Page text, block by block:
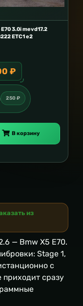
E70 3.0i mevd17.2
ETC1 e2
₽
250 ₽
В корзину
из
— Bmw X5 E70.
Stage 1,
с
сразу